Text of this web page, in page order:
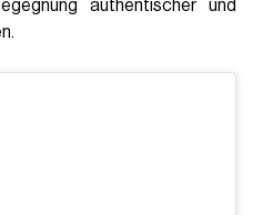
authentischer und